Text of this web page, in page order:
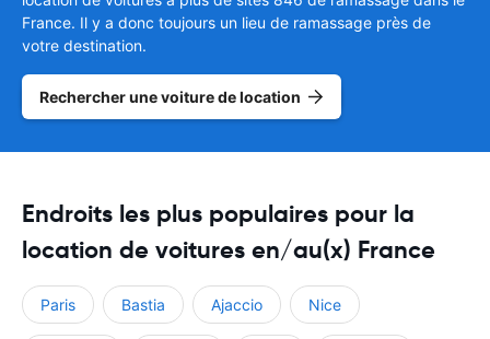
France. Il y a donc toujours un lieu de ramassage près de
votre destination.
Rechercher une voiture de location
Endroits les plus populaires pour la
location de voitures en/au(x) France
Paris Bastia Ajaccio Nice